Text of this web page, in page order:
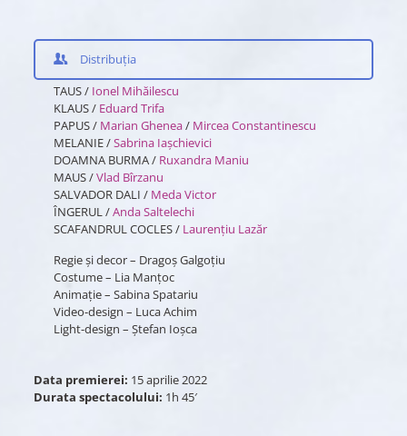
Distribuția
TAUS / Ionel Mihăilescu
KLAUS / Eduard Trifa
PAPUS / Marian Ghenea/ Mircea Constantinescu
MELANIE /Sabrina Iașchievici
DOAMNA BURMA / Ruxandra Maniu
MAUS /Vlad Bîrzanu
SALVADOR DALI / Meda Victor
ÎNGERUL /Anda Saltelechi
SCAFANDRUL COCLES / Laurențiu Lazăr
Regie și decor – Dragoș Galgoțiu
Costume – Lia Manțoc
Animație – Sabina Spatariu
Video-design – Luca Achim
Light-design – Ștefan Ioșca
Data premierei: 15 aprilie 2022
Durata spectacolului: 1h 45′